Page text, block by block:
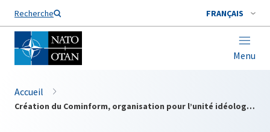
Recherche FRANÇAIS
Menu
Nom de famille*
Accueil
Création du Cominform, organisation pour l’unité idéologique du bloc soviétique